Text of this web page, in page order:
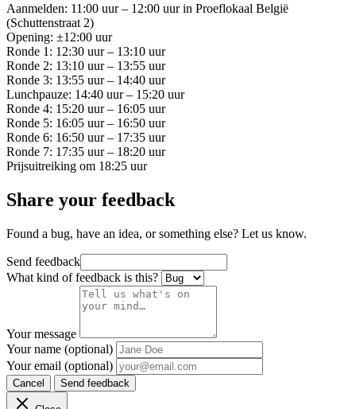
Aanmelden: 11:00 uur – 12:00 uur in Proeflokaal België
(Schuttenstraat 2)
Opening: ±12:00 uur
Ronde 1: 12:30 uur – 13:10 uur
Ronde 2: 13:10 uur – 13:55 uur
Ronde 3: 13:55 uur – 14:40 uur
Lunchpauze: 14:40 uur – 15:20 uur
Ronde 4: 15:20 uur – 16:05 uur
Ronde 5: 16:05 uur – 16:50 uur
Ronde 6: 16:50 uur – 17:35 uur
Ronde 7: 17:35 uur – 18:20 uur
Prijsuitreiking om 18:25 uur
Share your feedback
Found a bug, have an idea, or something else? Let us know.
Send feedback
What kind of feedback is this?
Your message
Your name (optional)
Your email (optional)
Cancel Send feedback